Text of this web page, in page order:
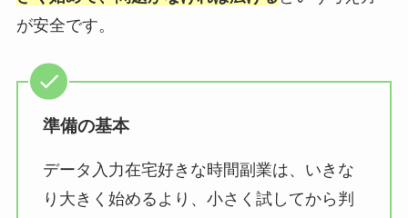
が安全です。
準備の基本
データ入力在宅好きな時間副業は、いきな
り大きく始めるより、小さく試してから判